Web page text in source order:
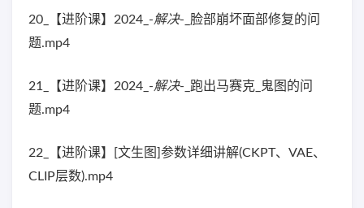
20_【进阶课】2024_-解决-_脸部崩坏面部修复的问
题.mp4
21_【进阶课】2024_-解决-_跑出马赛克_鬼图的问
题.mp4
22_【进阶课】[文生图]参数详细讲解(CKPT、VAE、
CLIP层数).mp4